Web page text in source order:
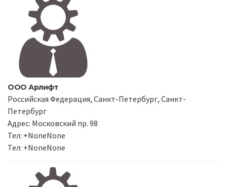
ООО Арлифт
Российская Федерация, Санкт-Петербург, Санкт-
Петербург
Адрес: Московский пр. 98
Тел: +NoneNone
Тел: +NoneNone